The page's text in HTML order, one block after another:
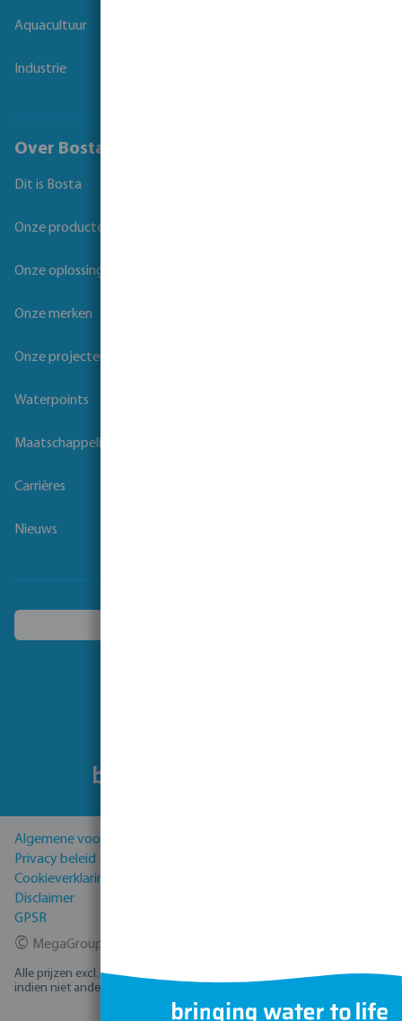
Aquacultuur
Industrie
Over Bosta
Dit is Bosta
Onze producten
Onze oplossingen
Onze merken
Onze projecten
Waterpoints
Maatschappelijk verantwoord ondernemen
Carrières
Nieuws
Algemene voorwaarden
Privacy beleid
Cookieverklaring
Disclaimer
GPSR
© MegaGroup Trade 2026
Alle prijzen excl. BTW plus
en eventuele bezorgkosten,
indien niet anders vermeld.